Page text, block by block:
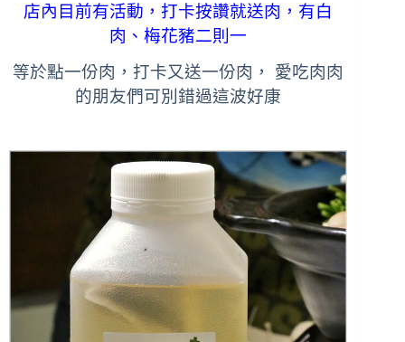
店內 目前有活動，打卡按讚就送肉，有白
肉、梅花豬二則一
等於點一份肉，打卡又送一份肉，
愛吃肉肉
的朋友們可別錯過這波好康